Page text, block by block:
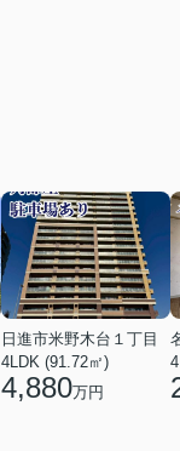
日進市米野木台１丁目
4LDK (91.72㎡)
4,880万円